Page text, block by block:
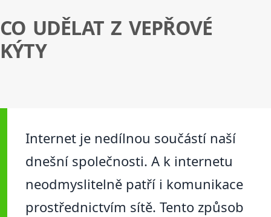
CO UDĚLAT Z VEPŘOVÉ
KÝTY
Internet je nedílnou součástí naší
dnešní společnosti. A k internetu
neodmyslitelně patří i komunikace
prostřednictvím sítě. Tento způsob